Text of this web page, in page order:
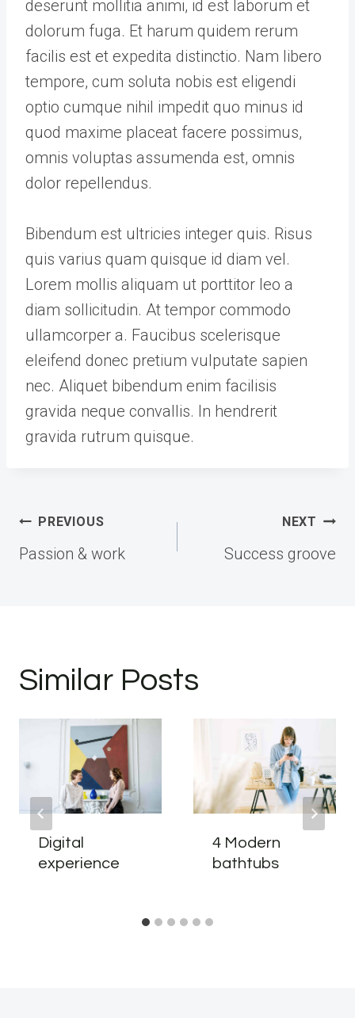
deserunt mollitia animi, id est laborum et
dolorum fuga. Et harum quidem rerum
facilis est et expedita distinctio. Nam libero
tempore, cum soluta nobis est eligendi
optio cumque nihil impedit quo minus id
quod maxime placeat facere possimus,
omnis voluptas assumenda est, omnis
dolor repellendus.
Bibendum est ultricies integer quis. Risus
quis varius quam quisque id diam vel.
Lorem mollis aliquam ut porttitor leo a
diam sollicitudin. At tempor commodo
ullamcorper a. Faucibus scelerisque
eleifend donec pretium vulputate sapien
nec. Aliquet bibendum enim facilisis
gravida neque convallis. In hendrerit
gravida rutrum quisque.
글
탐
PREVIOUS
Passion & work
NEXT
Success groove
Similar Posts
Digital
experience
4 Modern
bathtubs